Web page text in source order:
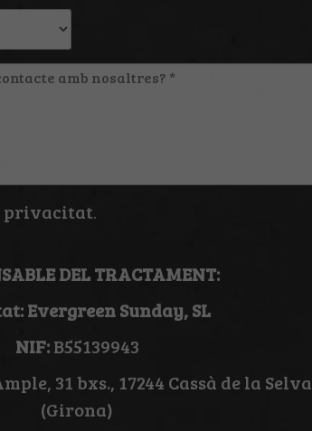
privacitat.
DEL TRACTAMENT:
Evergreen Sunday, SL
NIF:B55139943
31 bxs., 17244 Cassà de la Selva
(Girona)